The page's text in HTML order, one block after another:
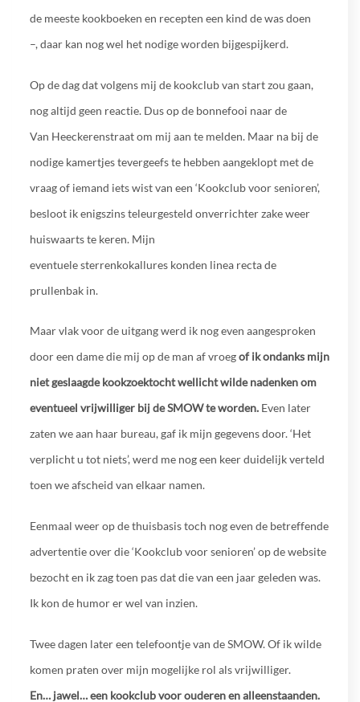
de meeste kookboeken en recepten een kind de was doen
–, daar kan nog wel het nodige worden bijgespijkerd.
Op de dag dat volgens mij de kookclub van start zou gaan,
nog altijd geen reactie. Dus op de bonnefooi naar de
Van Heeckerenstraat om mij aan te melden. Maar na bij de
nodige kamertjes tevergeefs te hebben aangeklopt met de
vraag of iemand iets wist van een ‘Kookclub voor senioren’,
besloot ik enigszins teleurgesteld onverrichter zake weer
huiswaarts te keren. Mijn
eventuele sterrenkokallures konden linea recta de
prullenbak in.
Maar vlak voor de uitgang werd ik nog even aangesproken
door een dame die mij op de man af vroegof ik ondanks mijn
niet geslaagde kookzoektocht wellicht wilde nadenken om
eventueel vrijwilliger bij de SMOW te worden.Even later
zaten we aan haar bureau, gaf ik mijn gegevens door. ‘Het
verplicht u tot niets’, werd me nog een keer duidelijk verteld
toen we afscheid van elkaar namen.
Eenmaal weer op de thuisbasis toch nog even de betreffende
advertentie over die ‘Kookclub voor senioren’ op de website
bezocht en ik zag toen pas dat die van een jaar geleden was.
Ik kon de humor er wel van inzien.
Twee dagen later een telefoontje van de SMOW. Of ik wilde
komen praten over mijn mogelijke rol als vrijwilliger.
En… jawel… een kookclub voor ouderen en alleenstaanden.